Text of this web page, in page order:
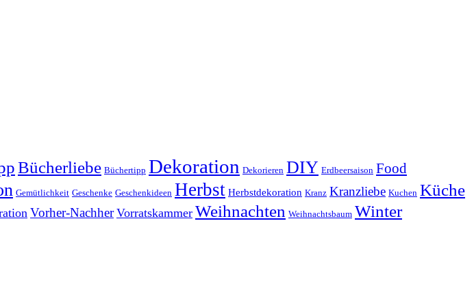
Bücherliebe Büchertipp Dekoration Dekorieren DIY Erdbeersaison Food
Gemütlichkeit Geschenke Geschenkideen Herbst Herbstdekoration Kranz Kranzliebe Kuchen Küche
Vorher-Nachher Vorratskammer Weihnachten Weihnachtsbaum Winter